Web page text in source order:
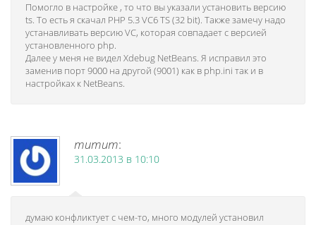
Помогло в настройке , то что вы указали установить версию
ts. То есть я скачал PHP 5.3 VC6 TS (32 bit). Также замечу надо
устанавливать версию VC, которая совпадает с версией
установленного php.
Далее у меня не видел Xdebug NetBeans. Я исправил это
заменив порт 9000 на другой (9001) как в php.ini так и в
настройках к NetBeans.
mumum:
31.03.2013 в 10:10
думаю конфликтует с чем-то, много модулей установил